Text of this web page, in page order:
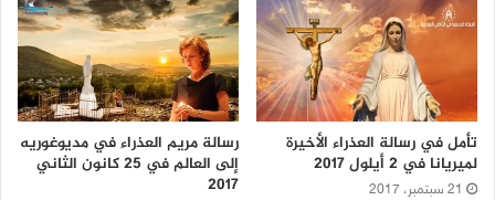
تأمل في رسالة العذراء الأخيرة
لميريانا في 2 أيلول 2017
21 سبتمبر، 2017
رسالة مريم العذراء في مديوغوريه
إلى العالم في 25 كانون الثاني
2017